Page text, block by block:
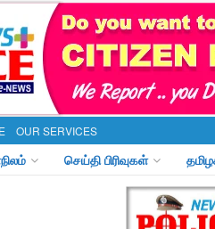
OUR SERVICES
செய்தி பிரிவுகள்